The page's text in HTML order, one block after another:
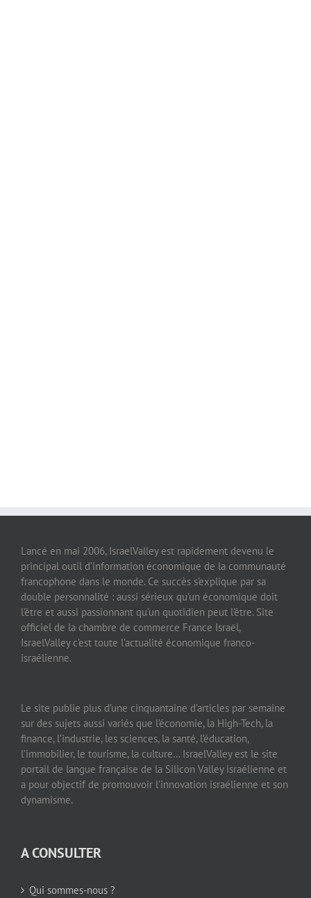
Lancé en mai 2006, IsraelValley est rapidement devenu le
principal outil d’information économique de la communauté
francophone dans le monde. Ce succès s’explique par sa
double personnalité : aussi sérieux qu’un économique doit
l’être et aussi passionnant qu’un quotidien peut l’être. Site
officiel de la chambre de commerce France Israël,
IsraelValley c’est toute l’actualité économique franco-
israélienne.
Le site publie plus d’une cinquantaine d’articles par semaine
sur des sujets aussi variés que l’économie, la High-Tech, la
finance, l’industrie, les sciences, la santé, l’éducation,
l’immobilier, le tourisme, la culture… IsraelValley est le site
portail de langue française de la Silicon Valley israélienne et
a pour objectif de promouvoir l’innovation israélienne et son
dynamisme.
A CONSULTER
Qui sommes-nous ?